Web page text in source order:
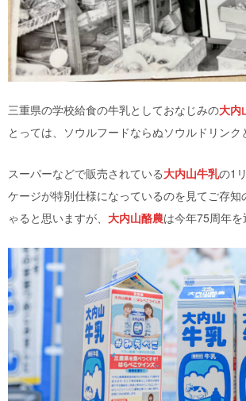
三重県の学校給食の牛乳としておなじみの大内
とっては、ソウルフードならぬソウルドリンク
スーパーなどで販売されている大内山牛乳の1
ケージが特別仕様になっているのを見てご存知
ゃると思いますが、 大内山酪農は今年75周年を